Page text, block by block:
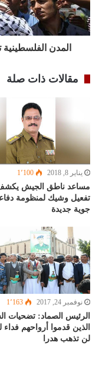
المدن
مقالات ذات صلة
يناير 8, 2018 1٬100
مساعد ناطق الجيش
تفعيل وشيك لمنظومة
جوية جديدة
نوفمبر 24, 2017 1٬163
الرئيس الصماد: تضحيات
الذين قدموا أرواحهم
لن تذهب هدرا